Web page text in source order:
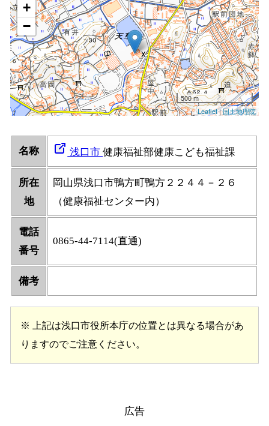
名称 浅口市健康福祉部健康こども福祉課
所在
地
岡山県浅口市鴨方町鴨方２２４４－２６
（健康福祉センター内）
電話
番号
0865-44-7114(直通)
備考
※ 上記は浅口市役所本庁の位置とは異なる場合があ
りますのでご注意ください。